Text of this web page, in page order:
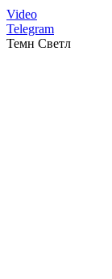
Video
Telegram
Темн Светл